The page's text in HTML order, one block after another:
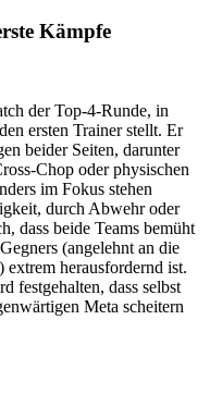
Kämpfe
der Top-4-Runde, in
ersten Trainer stellt. Er
beider Seiten, darunter
Chop oder physischen
im Fokus stehen
durch Abwehr oder
dass beide Teams bemüht
(angelehnt an die
herausfordernd ist.
festgehalten, dass selbst
Meta scheitern